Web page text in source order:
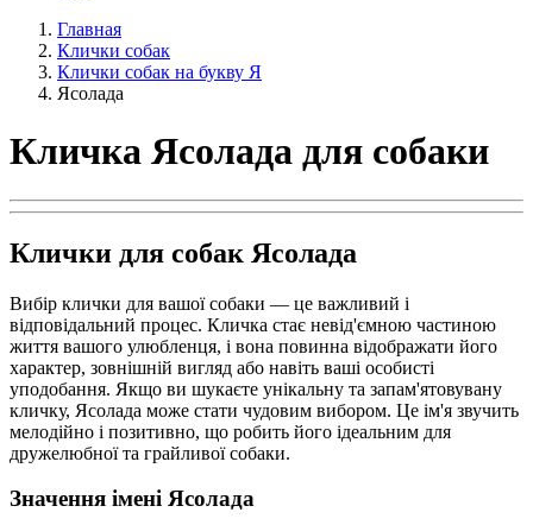
Главная
Клички собак
Клички собак на букву Я
Ясолада
Кличка Ясолада для собаки
Клички для собак Ясолада
Вибір клички для вашої собаки — це важливий і
відповідальний процес. Кличка стає невід'ємною частиною
життя вашого улюбленця, і вона повинна відображати його
характер, зовнішній вигляд або навіть ваші особисті
уподобання. Якщо ви шукаєте унікальну та запам'ятовувану
кличку, Ясолада може стати чудовим вибором. Це ім'я звучить
мелодійно і позитивно, що робить його ідеальним для
дружелюбної та грайливої собаки.
Значення імені Ясолада